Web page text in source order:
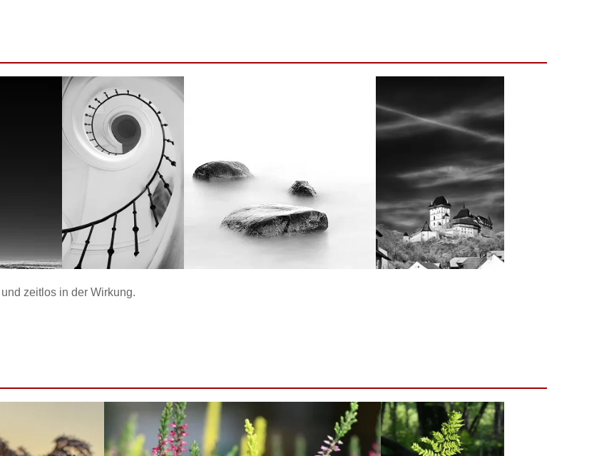
zeitlos in der Wirkung.